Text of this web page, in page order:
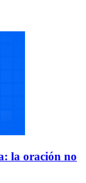
la oración no